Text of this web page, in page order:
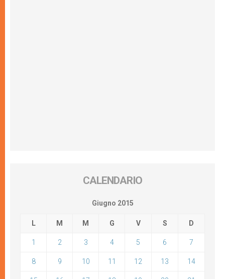
CALENDARIO
Giugno 2015
L M M G V S D
1 2 3 4 5 6 7
8 9 10 11 12 13 14